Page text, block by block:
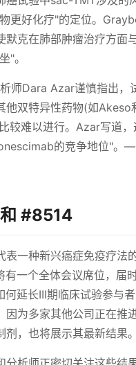
更好化疗"的定位。
默克在肺部肿瘤治疗方面
"。
师Dara Azar谨慎指出，
他双特异性药物(如Akeso
较难以进行。Azar写道，
的竞争地位"。
#8514
表一种新兴癌症免疫疗法
一个全体会议席位，届
延长III期临床试验参与
因为多家其他公司正在推
，也将展示其最新结果。